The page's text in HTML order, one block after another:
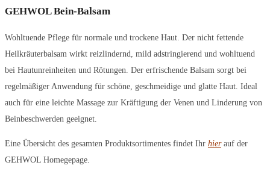
GEHWOL Bein-Balsam
Wohltuende Pflege für normale und trockene Haut. Der nicht fettende
Heilkräuterbalsam wirkt reizlindernd, mild adstringierend und wohltuend
bei Hautunreinheiten und Rötungen. Der erfrischende Balsam sorgt bei
regelmäßiger Anwendung für schöne, geschmeidige und glatte Haut. Ideal
auch für eine leichte Massage zur Kräftigung der Venen und Linderung von
Beinbeschwerden geeignet.
Eine Übersicht des gesamten Produktsortimentes findet Ihr hierauf der
GEHWOL Homegepage.